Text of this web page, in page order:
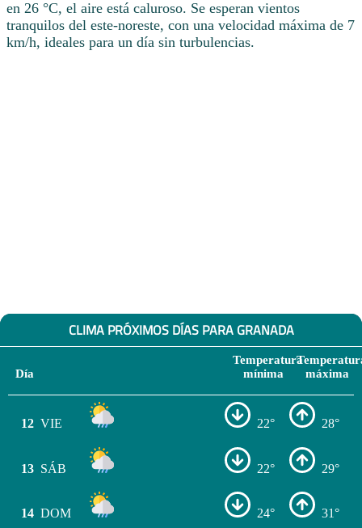
en 26 °C, el aire está caluroso. Se esperan vientos
tranquilos del este-noreste, con una velocidad máxima de 7
km/h, ideales para un día sin turbulencias.
CLIMA PRÓXIMOS DÍAS PARA GRANADA
Día
Temperatura
mínima
máxima
12 VIE 22° 28°
13 SÁB 22° 29°
14 DOM 24° 31°